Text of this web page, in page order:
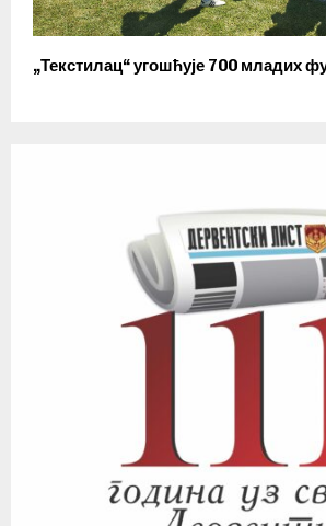
„Текстилац“ угошћује 700 младих